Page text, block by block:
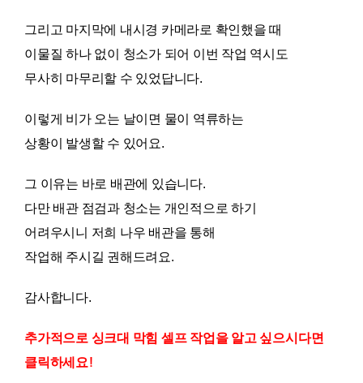
그리고 마지막에 내시경 카메라로 확인했을 때
이물질 하나 없이 청소가 되어 이번 작업 역시도
무사히 마무리할 수 있었답니다.
이렇게 비가 오는 날이면 물이 역류하는
상황이 발생할 수 있어요.
그 이유는 바로 배관에 있습니다.
다만 배관 점검과 청소는 개인적으로 하기
어려우시니 저희 나우 배관을 통해
작업해 주시길 권해드려요.
감사합니다.
추가적으로 싱크대 막힘 셀프 작업을 알고 싶으시다면
클릭하세요!